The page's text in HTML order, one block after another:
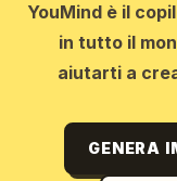
YouMind è il
in tutto il
aiutarti a
GENERA